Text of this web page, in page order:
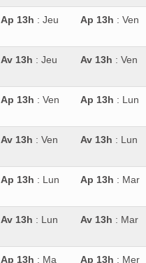
Ap 13h : Jeu Ap 13h : Ven
Av 13h : Jeu Av 13h : Ven
Ap 13h : Ven Ap 13h : Lun
Av 13h : Ven Av 13h : Lun
Ap 13h : Lun Ap 13h : Mar
Av 13h : Lun Av 13h : Mar
Ap 13h : Ma Ap 13h : Mer